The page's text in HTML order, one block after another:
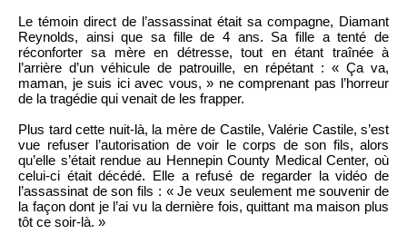
Le témoin direct de l’assassinat était sa compagne, Diamant
Reynolds, ainsi que sa fille de 4 ans. Sa fille a tenté de
réconforter sa mère en détresse, tout en étant traînée à
l’arrière d’un véhicule de patrouille, en répétant : « Ça va,
maman, je suis ici avec vous, » ne comprenant pas l’horreur
de la tragédie qui venait de les frapper.
Plus tard cette nuit-là, la mère de Castile, Valérie Castile, s’est
vue refuser l’autorisation de voir le corps de son fils, alors
qu’elle s’était rendue au Hennepin County Medical Center, où
celui-ci était décédé. Elle a refusé de regarder la vidéo de
l’assassinat de son fils : « Je veux seulement me souvenir de
la façon dont je l’ai vu la dernière fois, quittant ma maison plus
tôt ce soir-là. »